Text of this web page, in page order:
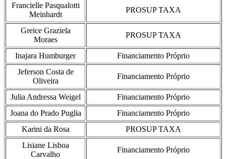
Francielle Pasqualotti
Meinhardt
PROSUP TAXA
Greice Graziela
Moraes
PROSUP TAXA
Inajara Humburger
Financiamento Próprio
Jeferson Costa de
Oliveira
Financiamento Próprio
Julia Andressa Weigel
Financiamento Próprio
Joana do Prado Puglia
Financiamento Próprio
Karini da Rosa
PROSUP TAXA
Lisiane Lisboa
Carvalho
Financiamento Próprio